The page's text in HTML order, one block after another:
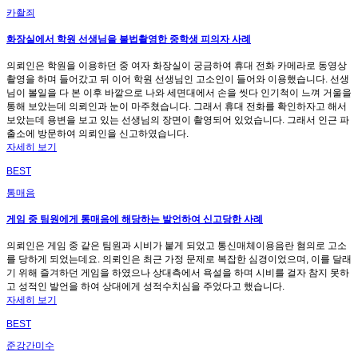
카촬죄
화장실에서 학원 선생님을 불법촬영한 중학생 피의자 사례
의뢰인은 학원을 이용하던 중 여자 화장실이 궁금하여 휴대 전화 카메라로 동영상
촬영을 하며 들어갔고 뒤 이어 학원 선생님인 고소인이 들어와 이용했습니다. 선생
님이 볼일을 다 본 이후 바깥으로 나와 세면대에서 손을 씻다 인기척이 느껴 거울을
통해 보았는데 의뢰인과 눈이 마주쳤습니다. 그래서 휴대 전화를 확인하자고 해서
보았는데 용변을 보고 있는 선생님의 장면이 촬영되어 있었습니다. 그래서 인근 파
출소에 방문하여 의뢰인을 신고하였습니다.
자세히 보기
BEST
통매음
게임 중 팀원에게 통매음에 해당하는 발언하여 신고당한 사례
의뢰인은 게임 중 같은 팀원과 시비가 붙게 되었고 통신매체이용음란 혐의로 고소
를 당하게 되었는데요. 의뢰인은 최근 가정 문제로 복잡한 심경이었으며, 이를 달래
기 위해 즐겨하던 게임을 하였으나 상대측에서 욕설을 하며 시비를 걸자 참지 못하
고 성적인 발언을 하여 상대에게 성적수치심을 주었다고 했습니다.
자세히 보기
BEST
준강간미수